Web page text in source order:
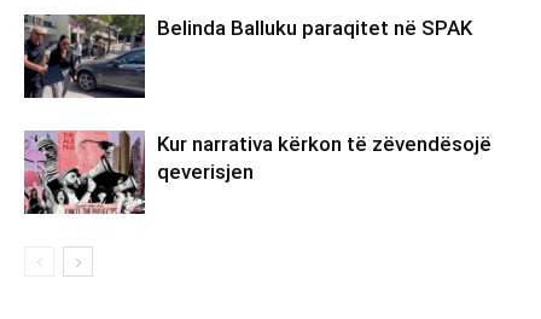
Belinda Balluku paraqitet në SPAK
Kur narrativa kërkon të zëvendësojë
qeverisjen